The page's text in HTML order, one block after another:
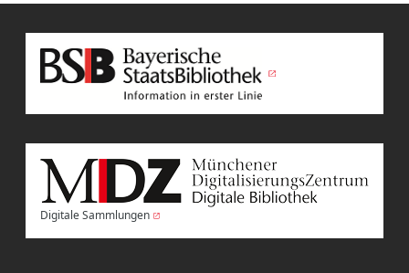
Digitale Sammlungen